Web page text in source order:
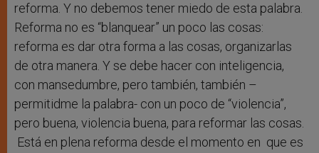
reforma. Y no debemos tener miedo de esta palabra.
Reforma no es “blanquear” un poco las cosas:
reforma es dar otra forma a las cosas, organizarlas
de otra manera. Y se debe hacer con inteligencia,
con mansedumbre, pero también, también –
permitidme la palabra- con un poco de “violencia”,
pero buena, violencia buena, para reformar las cosas.
Está en plena reforma desde el momento en que es